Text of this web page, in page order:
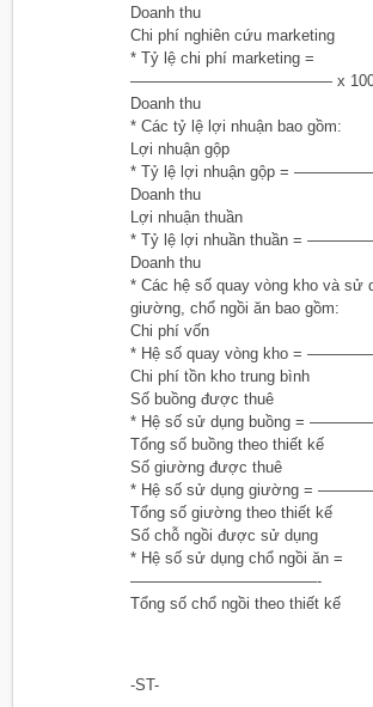
Doanh thu
Chi phí nghiên cứu marketing
* Tỷ lệ chi phí marketing =
————————————— x
Doanh thu
* Các tỷ lệ lợi nhuận bao gồm:
Lợi nhuận gộp
* Tỷ lệ lợi nhuận gộp =
Doanh thu
Lợi nhuận thuần
* Tỷ lệ lợi nhuần thuần =
Doanh thu
* Các hệ số quay vòng kho và sử
giường, chổ ngồi ăn bao gồm:
Chi phí vốn
* Hệ số quay vòng kho =
Chi phí tồn kho trung bình
Số buồng được thuê
* Hệ số sử dụng buồng =
Tổng số buồng theo thiết kế
Số giường được thuê
* Hệ số sử dụng giường =
Tổng số giường theo thiết kế
Số chỗ ngồi được sử dụng
* Hệ số sử dụng chổ ngồi ăn =
————————————-
Tổng số chổ ngồi theo thiết kế
-ST-